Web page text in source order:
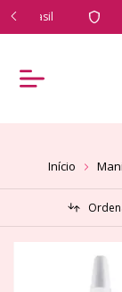
Início